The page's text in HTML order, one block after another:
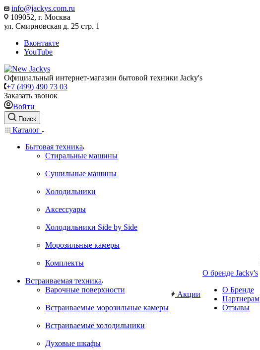
info@jackys.com.ru
109052, г. Москва
ул. Смирновская д. 25 стр. 1
Вконтакте
YouTube
Официальный интернет-магазин бытовой техники Jacky's
+7 (499) 490 73 03
Заказать звонок
Войти
Поиск
Каталог
Бытовая техника
Стиральные машины
Сушильные машины
Холодильники
Аксессуары
Холодильники Side by Side
Морозильные камеры
Комплекты
Встраиваемая техника
Варочные поверхности
Встраиваемые морозильные камеры
Встраиваемые холодильники
Духовые шкафы
Акции
О бренде Jacky's
О Бренде
Партнерам
Отзывы